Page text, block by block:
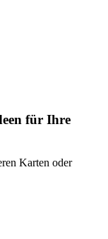
für Ihre
Karten oder